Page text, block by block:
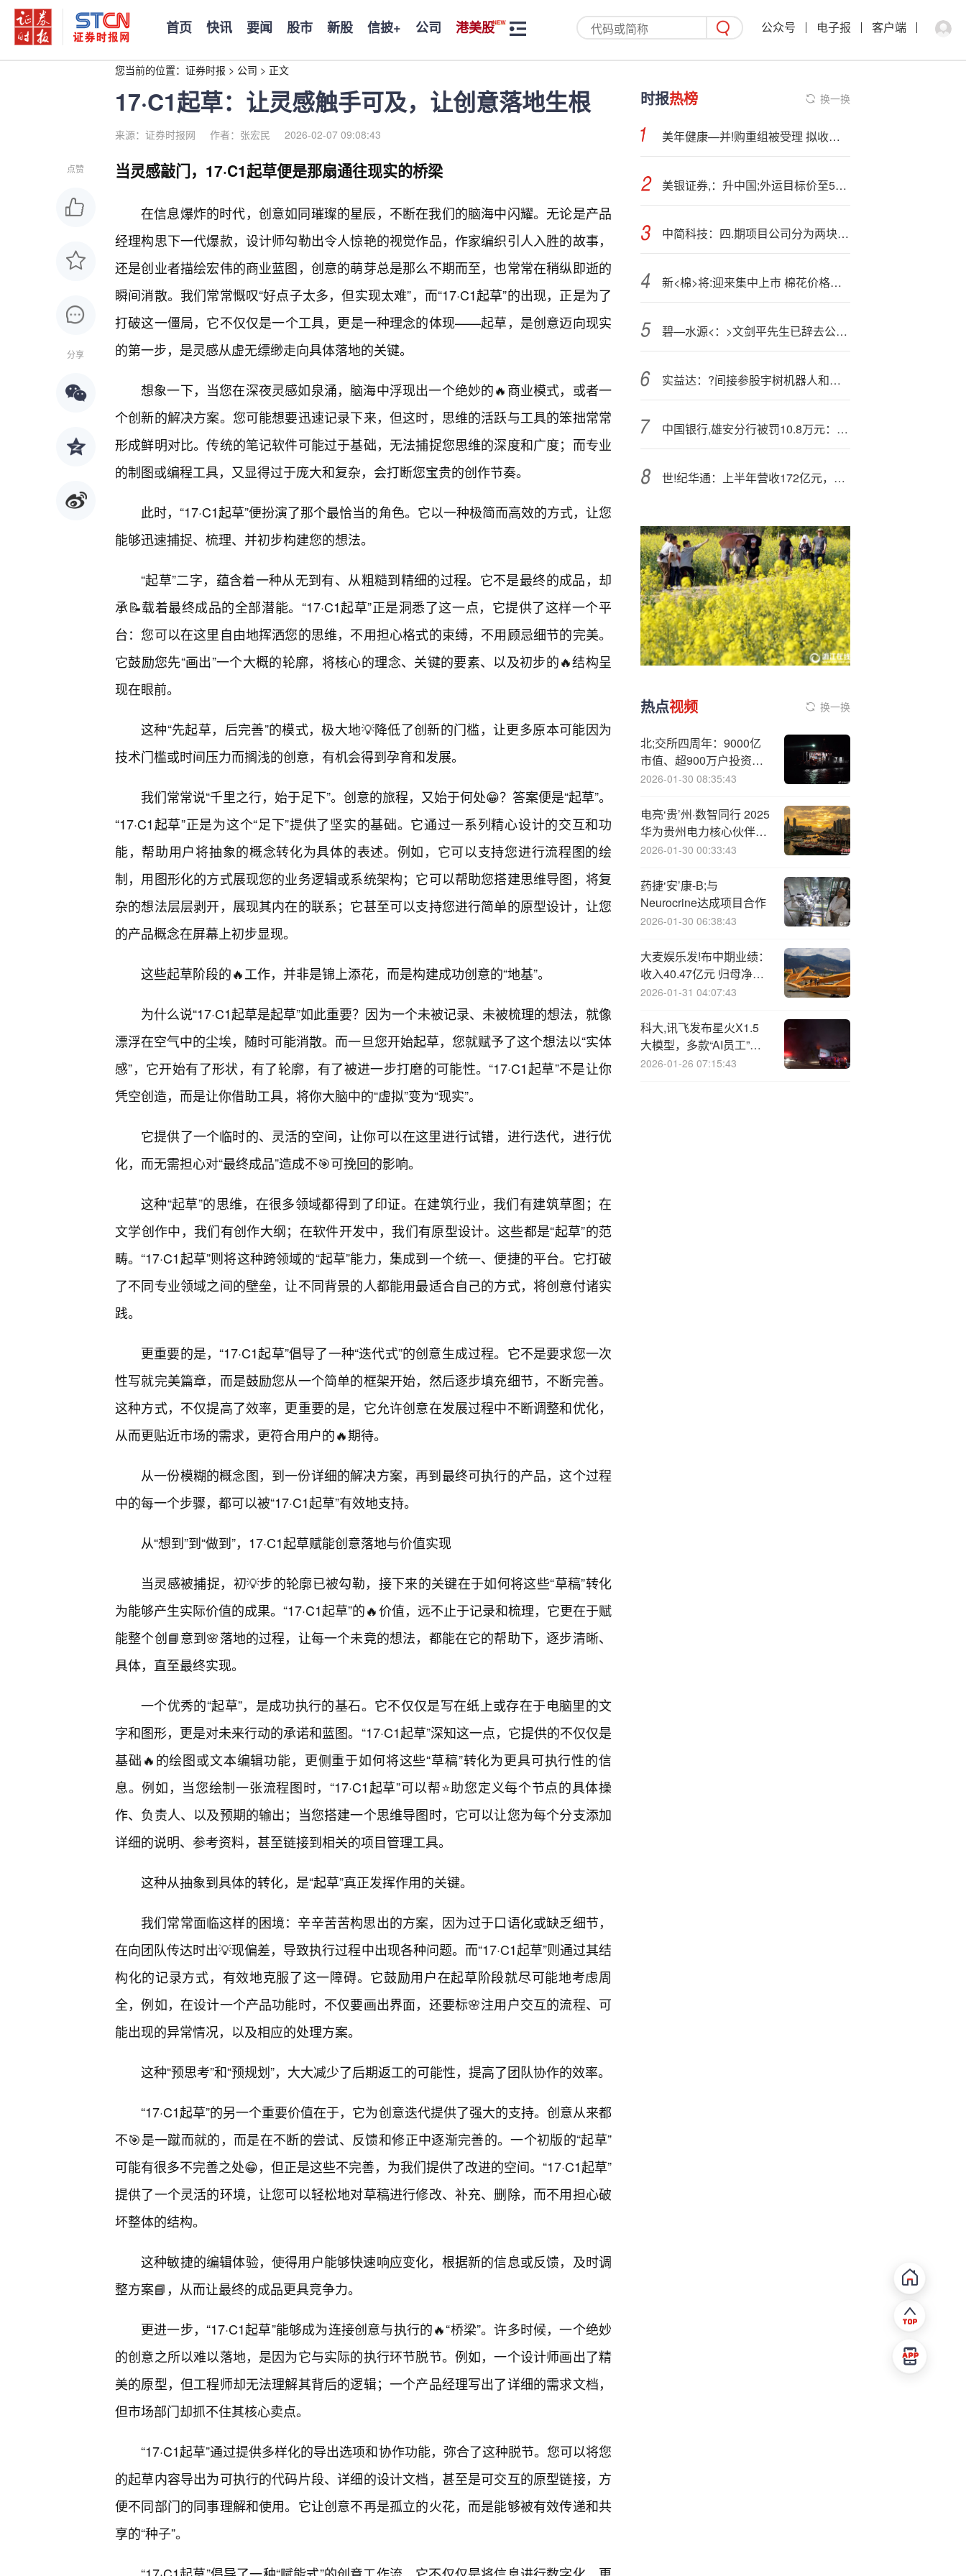
首页 快讯 要闻 股市 新股 信披+ 公司 港美股 公众号 电子报 客户端
您当前的位置： 证券时报 > 公司 > 正文
17·C1起草：让灵感触手可及，让创意落地生根
来源：证券时报网 作者：张宏民 2026-02-07 09:08:43
点赞
分享
当灵感敲门，17·C1起草便是那扇通往现实的桥梁
在信息爆炸的时代，创意如同璀璨的星辰，不断在我们的脑海中闪耀。无论是产品
经理构思下一代爆款，设计师勾勒出令人惊艳的视觉作品，作家编织引人入胜的故事，
还是创业者描绘宏伟的商业蓝图，创意的萌芽总是那么不期而至，也常常在稍纵即逝的
瞬间消散。我们常常慨叹“好点子太多，但实现太难”，而“17·C1起草”的出现，正是为了
打破这一僵局，它不仅仅是一个工具，更是一种理念的体现——起草，是创意迈向现实
的第一步，是灵感从虚无缥缈走向具体落地的关键。
想象一下，当您在深夜灵感如泉涌，脑海中浮现出一个绝妙的🔥商业模式，或者一
个创新的解决方案。您可能想要迅速记录下来，但这时，思维的活跃与工具的笨拙常常
形成鲜明对比。传统的笔记软件可能过于基础，无法捕捉您思维的深度和广度；而专业
的制图或编程工具，又显得过于庞大和复杂，会打断您宝贵的创作节奏。
此时，“17·C1起草”便扮演了那个最恰当的角色。它以一种极简而高效的方式，让您
能够迅速捕捉、梳理、并初步构建您的想法。
“起草”二字，蕴含着一种从无到有、从粗糙到精细的过程。它不是最终的成品，却
承📝载着最终成品的全部潜能。“17·C1起草”正是洞悉了这一点，它提供了这样一个平
台：您可以在这里自由地挥洒您的思维，不用担心格式的束缚，不用顾忌细节的完美。
它鼓励您先“画出”一个大概的轮廓，将核心的理念、关键的要素、以及初步的🔥结构呈
现在眼前。
这种“先起草，后完善”的模式，极大地💡降低了创新的门槛，让更多原本可能因为
技术门槛或时间压力而搁浅的创意，有机会得到孕育和发展。
我们常常说“千里之行，始于足下”。创意的旅程，又始于何处😁？答案便是“起草”。
“17·C1起草”正是为这个“足下”提供了坚实的基础。它通过一系列精心设计的交互和功
能，帮助用户将抽象的概念转化为具体的表述。例如，它可以支持您进行流程图的绘
制，用图形化的方式展现您的业务逻辑或系统架构；它可以帮助您搭建思维导图，将复
杂的想法层层剥开，展现其内在的联系；它甚至可以支持您进行简单的原型设计，让您
的产品概念在屏幕上初步显现。
这些起草阶段的🔥工作，并非是锦上添花，而是构建成功创意的“地基”。
为什么说“17·C1起草是起草”如此重要？因为一个未被记录、未被梳理的想法，就像
漂浮在空气中的尘埃，随时可能消散。而一旦您开始起草，您就赋予了这个想法以“实体
感”，它开始有了形状，有了轮廓，有了被进一步打磨的可能性。“17·C1起草”不是让你
凭空创造，而是让你借助工具，将你大脑中的“虚拟”变为“现实”。
它提供了一个临时的、灵活的空间，让你可以在这里进行试错，进行迭代，进行优
化，而无需担心对“最终成品”造成不🎯可挽回的影响。
这种“起草”的思维，在很多领域都得到了印证。在建筑行业，我们有建筑草图；在
文学创作中，我们有创作大纲；在软件开发中，我们有原型设计。这些都是“起草”的范
畴。“17·C1起草”则将这种跨领域的“起草”能力，集成到一个统一、便捷的平台。它打破
了不同专业领域之间的壁垒，让不同背景的人都能用最适合自己的方式，将创意付诸实
践。
更重要的是，“17·C1起草”倡导了一种“迭代式”的创意生成过程。它不是要求您一次
性写就完美篇章，而是鼓励您从一个简单的框架开始，然后逐步填充细节，不断完善。
这种方式，不仅提高了效率，更重要的是，它允许创意在发展过程中不断调整和优化，
从而更贴近市场的需求，更符合用户的🔥期待。
从一份模糊的概念图，到一份详细的解决方案，再到最终可执行的产品，这个过程
中的每一个步骤，都可以被“17·C1起草”有效地支持。
从“想到”到“做到”，17·C1起草赋能创意落地与价值实现
当灵感被捕捉，初💡步的轮廓已被勾勒，接下来的关键在于如何将这些“草稿”转化
为能够产生实际价值的成果。“17·C1起草”的🔥价值，远不止于记录和梳理，它更在于赋
能整个创📘意到🌸落地的过程，让每一个未竟的想法，都能在它的帮助下，逐步清晰、
具体，直至最终实现。
一个优秀的“起草”，是成功执行的基石。它不仅仅是写在纸上或存在于电脑里的文
字和图形，更是对未来行动的承诺和蓝图。“17·C1起草”深知这一点，它提供的不仅仅是
基础🔥的绘图或文本编辑功能，更侧重于如何将这些“草稿”转化为更具可执行性的信
息。例如，当您绘制一张流程图时，“17·C1起草”可以帮⭐助您定义每个节点的具体操
作、负责人、以及预期的输出；当您搭建一个思维导图时，它可以让您为每个分支添加
详细的说明、参考资料，甚至链接到相关的项目管理工具。
这种从抽象到具体的转化，是“起草”真正发挥作用的关键。
我们常常面临这样的困境：辛辛苦苦构思出的方案，因为过于口语化或缺乏细节，
在向团队传达时出💡现偏差，导致执行过程中出现各种问题。而“17·C1起草”则通过其结
构化的记录方式，有效地克服了这一障碍。它鼓励用户在起草阶段就尽可能地考虑周
全，例如，在设计一个产品功能时，不仅要画出界面，还要标🌸注用户交互的流程、可
能出现的异常情况，以及相应的处理方案。
这种“预思考”和“预规划”，大大减少了后期返工的可能性，提高了团队协作的效率。
“17·C1起草”的另一个重要价值在于，它为创意迭代提供了强大的支持。创意从来都
不🎯是一蹴而就的，而是在不断的尝试、反馈和修正中逐渐完善的。一个初版的“起草”
可能有很多不完善之处😁，但正是这些不完善，为我们提供了改进的空间。“17·C1起草”
提供了一个灵活的环境，让您可以轻松地对草稿进行修改、补充、删除，而不用担心破
坏整体的结构。
这种敏捷的编辑体验，使得用户能够快速响应变化，根据新的信息或反馈，及时调
整方案📘，从而让最终的成品更具竞争力。
更进一步，“17·C1起草”能够成为连接创意与执行的🔥“桥梁”。许多时候，一个绝妙
的创意之所以难以落地，是因为它与实际的执行环节脱节。例如，一个设计师画出了精
美的原型，但工程师却无法理解其背后的逻辑；一个产品经理写出了详细的需求文档，
但市场部门却抓不住其核心卖点。
“17·C1起草”通过提供多样化的导出选项和协作功能，弥合了这种脱节。您可以将您
的起草内容导出为可执行的代码片段、详细的设计文档，甚至是可交互的原型链接，方
便不同部门的同事理解和使用。它让创意不再是孤立的火花，而是能够被有效传递和共
享的“种子”。
时报热榜 换一换
美年健康—并!购重组被受理 拟收购衡阳美年、宁德美年等公司的股权
美银证券,：升中国;外运目标价至5港元 重申“买入”评级
中简科技：四.期项目公司分为两块，一块是配套的原丝，另一块是氧化碳化
新<棉>将:迎来集中上市 棉花价格预期不乐观
碧—水源<：>文剑平先生已辞去公司职务
实益达：?间接参股宇树机器人和六度人和
中国银行,雄安分行被罚10.8万元：违反国库管理规定
世!纪华通：上半年营收172亿元，同比增长85.5%
热点视频 换一换
北;交所四周年：9000亿
市值、超900万户投资
者，逾八成公司实现盈利
2026-01-30 08:35:43
电亮‘贵’州·数智同行 2025
华为贵州电力核心伙伴解
决方案交流会圆满举办
2026-01-30 00:33:43
药捷‘安’康-B;与
Neurocrine达成项目合作
2026-01-30 06:38:43
大麦娱乐发!布中期业绩：
收入40.47亿元 归母净利
润5.2亿元
2026-01-31 04:07:43
科大,讯飞发布星火X1.5
大模型，多款“AI员工”已
投入实际应用
2026-01-26 07:15:43